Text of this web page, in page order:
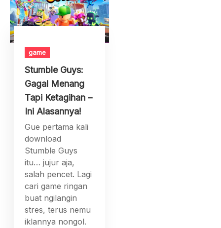
game
Stumble Guys:
Gagal Menang
Tapi Ketagihan –
Ini Alasannya!
Gue pertama kali
download
Stumble Guys
itu… jujur aja,
salah pencet. Lagi
cari game ringan
buat ngilangin
stres, terus nemu
iklannya nongol.